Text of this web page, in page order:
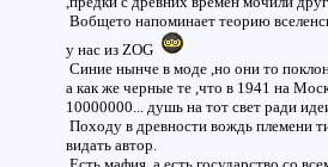
Вобщето напоминает теорию
у нас из ZOG
Синие нынче в моде ,но они то
а как же черные те ,что в 1941 на
10000000... душь на тот свет ради
Походу в древности вождь племени
видать автор.